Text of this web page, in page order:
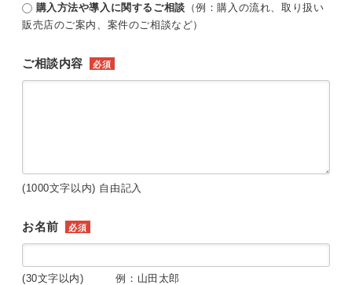
購入方法や導入に関するご相談 （例：購入の流れ、取り扱い
販売店のご案内、案件のご相談など）
ご相談内容 必須
(1000文字以内) 自由記入
お名前 必須
(30文字以内) 例：山田太郎